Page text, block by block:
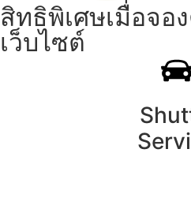
สิทธิพิเศษเมื่อจอ
เว็บไซต์